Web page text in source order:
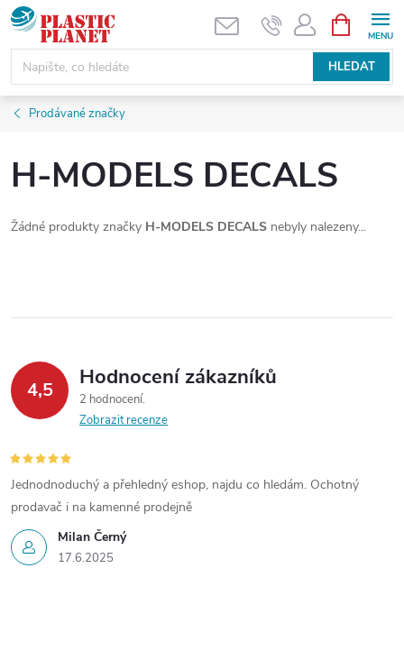
Přejít
na
obsah
HLEDAT
NÁKUPNÍ
KOŠÍK
Prodávané značky
H-MODELS DECALS
Žádné produkty značky H-MODELS DECALS nebyly nalezeny...
4,5 Hodnocení zákazníků
2 hodnocení
Zobrazit recenze
Milan Černý
17.6.2025
Jednodnoduchý a přehledný eshop, najdu co hledám. Ochotný
prodavač i na kamenné prodejně